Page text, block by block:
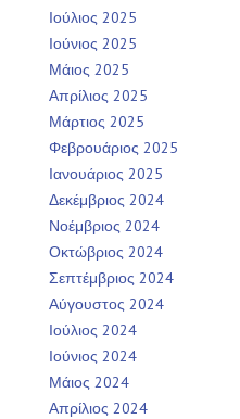
Ιούλιος 2025
Ιούνιος 2025
Μάιος 2025
Απρίλιος 2025
Μάρτιος 2025
Φεβρουάριος 2025
Ιανουάριος 2025
Δεκέμβριος 2024
Νοέμβριος 2024
Οκτώβριος 2024
Σεπτέμβριος 2024
Αύγουστος 2024
Ιούλιος 2024
Ιούνιος 2024
Μάιος 2024
Απρίλιος 2024